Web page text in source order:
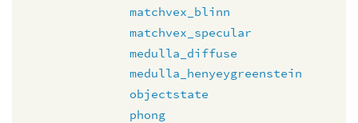
matchvex_blinn
matchvex_specular
medulla_diffuse
medulla_henyeygreenstein
objectstate
phong